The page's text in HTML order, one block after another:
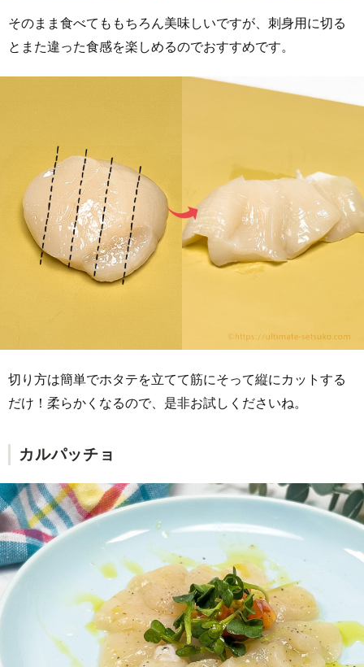
そのまま食べてももちろん美味しいですが、刺身用に切る
とまた違った食感を楽しめるのでおすすめです。
切り方は簡単でホタテを立てて筋にそって縦にカットする
だけ！柔らかくなるので、是非お試しくださいね。
カルパッチョ